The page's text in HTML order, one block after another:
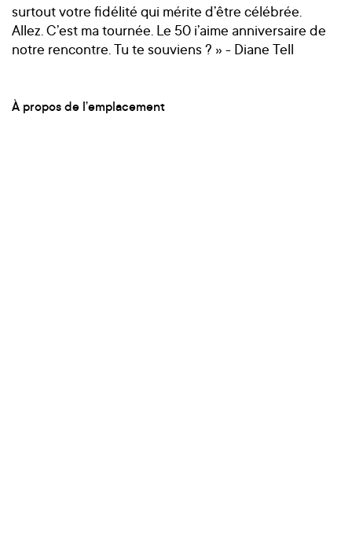
surtout votre fidélité qui mérite d’être célébrée.
Allez. C’est ma tournée. Le 50 i’aime anniversaire de
notre rencontre. Tu te souviens ? » - Diane Tell
À propos de l’emplacement